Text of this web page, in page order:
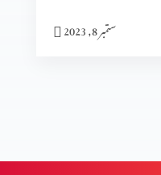
ستمبر 8, 2023